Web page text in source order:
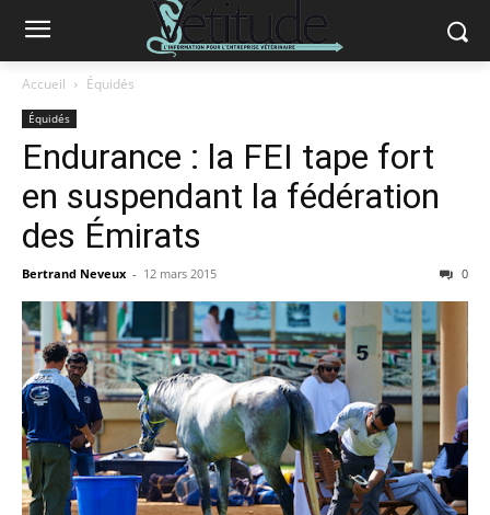
Accueil Équidés
Équidés
Endurance : la FEI tape fort
en suspendant la fédération
des Émirats
Bertrand Neveux - 12 mars 2015 0